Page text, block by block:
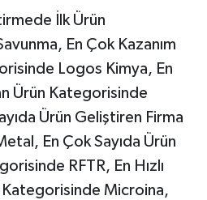
İlk Ürün
En Çok Kazanım
Logos Kimya, En
Ürün Kategorisinde
Ürün Geliştiren Firma
En Çok Sayıda Ürün
RFTR, En Hızlı
Microina,